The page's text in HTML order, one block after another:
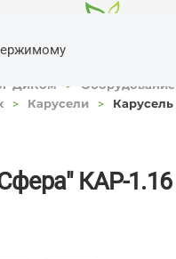
ДиКом
Карусели
КАР-1.16